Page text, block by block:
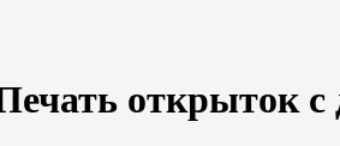
открыток с